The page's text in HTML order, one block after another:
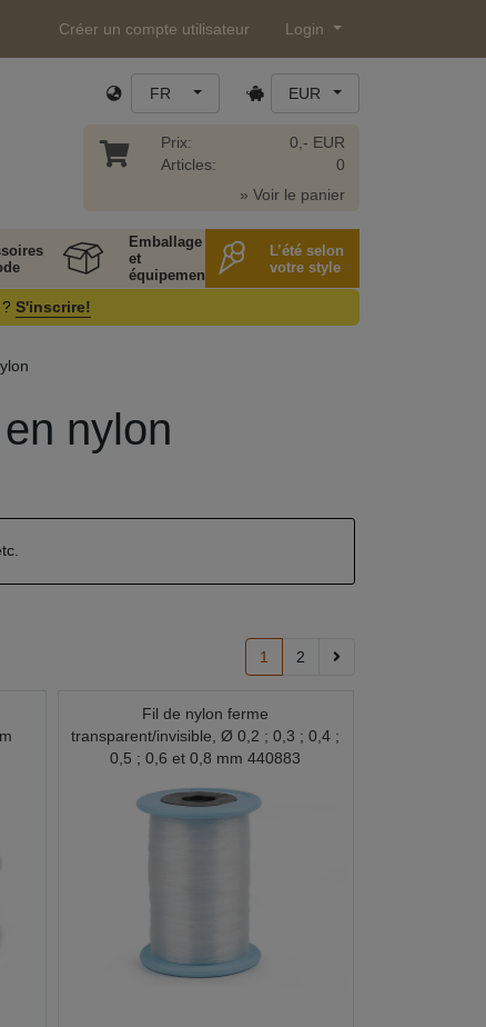
Créer un compte utilisateur Login
FR EUR
Prix:
Articles:
0,- EUR
0
» Voir le panier
Emballage
et
équipement
L’été selon
votre style
S'inscrire!
nylon
1 2
Fil de nylon ferme
transparent/invisible, Ø 0,2 ; 0,3 ; 0,4 ;
0,5 ; 0,6 et 0,8 mm 440883